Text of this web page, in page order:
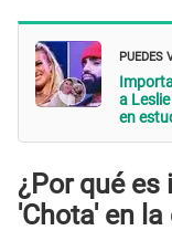
PUEDES
a
en
¿Por qué
'Chota' en